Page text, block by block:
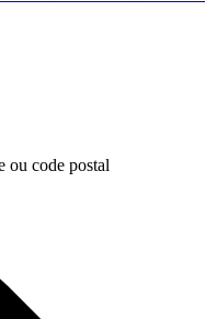
ou code postal